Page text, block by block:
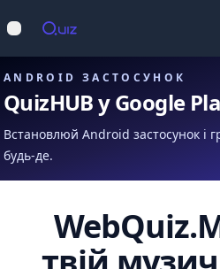
Відкрити меню
ANDROID ЗАСТОСУНОК
QuizHUB у Google
Встановлюй Android застосунок і
будь-де.